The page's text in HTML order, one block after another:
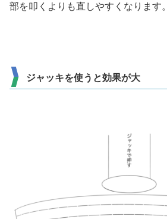
部を叩くよりも直しやすくなります。
ジャッキを使うと効果が大